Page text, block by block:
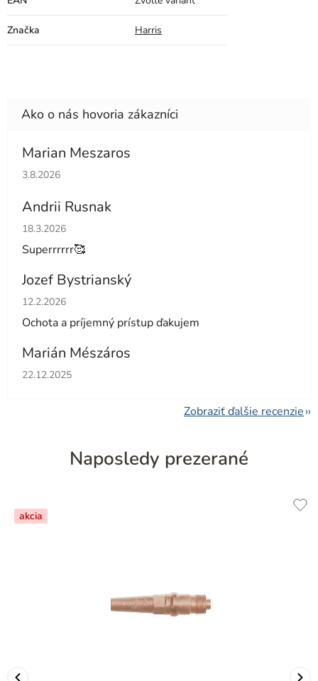
Značka Harris
Marian Meszaros
Hodnotenie obchodu je 5 z 5 hviezdičiek.
3.8.2026
Andrii Rusnak
Hodnotenie obchodu je 5 z 5 hviezdičiek.
18.3.2026
Superrrrrr🥰
Jozef Bystrianský
Hodnotenie obchodu je 5 z 5 hviezdičiek.
12.2.2026
Ochota a príjemný prístup ďakujem
Marián Mészáros
Hodnotenie obchodu je 5 z 5 hviezdičiek.
22.12.2025
Zobraziť ďalšie recenzie
Naposledy prezerané
akcia